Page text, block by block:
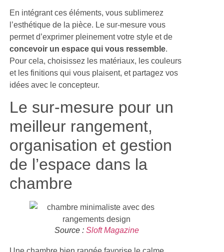
En intégrant ces éléments, vous sublimerez
l’esthétique de la pièce. Le sur-mesure vous
permet d’exprimer pleinement votre style et de
concevoir un espace qui vous ressemble.
Pour cela, choisissez les matériaux, les couleurs
et les finitions qui vous plaisent, et partagez vos
idées avec le concepteur.
Le sur-mesure pour un
meilleur rangement,
organisation et gestion
de l’espace dans la
chambre
Source : Sloft Magazine